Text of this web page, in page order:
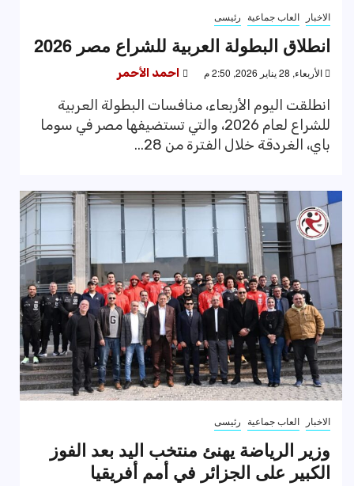
الاخبار العاب جماعية رئيسى
انطلاق البطولة العربية للشراع مصر 2026
الأربعاء, 28 يناير 2026, 2:50 م احمد الأحمر
انطلقت اليوم الأربعاء، منافسات البطولة العربية
للشراع لعام 2026، والتي تستضيفها مصر في سوما
باي، الغردقة خلال الفترة من 28...
الاخبار العاب جماعية رئيسى
وزير الرياضة يهنئ منتخب اليد بعد الفوز
الكبير على الجزائر في أمم أفريقيا